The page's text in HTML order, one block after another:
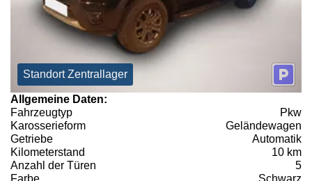
Standort Zentrallager
Allgemeine Daten:
Fahrzeugtyp
Pkw
Karosserieform
Geländewagen
Getriebe
Automatik
Kilometerstand
10 km
Anzahl der Türen
5
Farbe
Schwarz